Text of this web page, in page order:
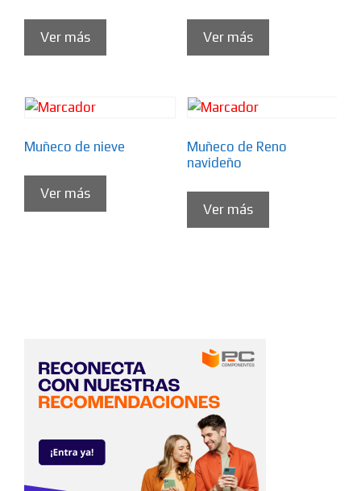
Ver más Ver más
Muñeco de nieve
Ver más
Muñeco de Reno
navideño
Ver más